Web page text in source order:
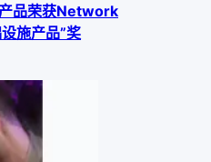
品荣获Network
施产品”奖